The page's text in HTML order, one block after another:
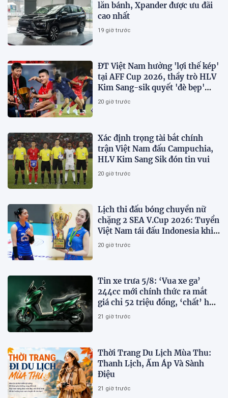
lăn bánh, Xpander được ưu đãi
cao nhất
19 giờ trước
ĐT Việt Nam hưởng 'lợi thế kép'
tại AFF Cup 2026, thầy trò HLV
Kim Sang-sik quyết 'đè bẹp'
Campuchia
20 giờ trước
Xác định trọng tài bắt chính
trận Việt Nam đấu Campuchia,
HLV Kim Sang Sik đón tin vui
20 giờ trước
Lịch thi đấu bóng chuyền nữ
chặng 2 SEA V.Cup 2026: Tuyển
Việt Nam tái đấu Indonesia khi
nào?
20 giờ trước
Tin xe trưa 5/8: ‘Vua xe ga’
244cc mới chính thức ra mắt
giá chỉ 52 triệu đồng, ‘chất’ hơn
cả Honda SH và Air Blade
21 giờ trước
Thời Trang Du Lịch Mùa Thu:
Thanh Lịch, Ấm Áp Và Sành
Điệu
21 giờ trước